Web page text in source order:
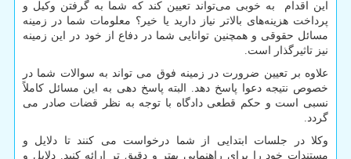
این اقدام به خوبی می‌تواند تعیین کند که شما به گرفتن وکیل و
پرداخت هزینه‌های بالاتر نیاز دارید یا خیر؟ معلومات شما در زمینه
مسائل حقوقی و همچنین توانایی شما در دفاع از خود در این زمینه
نیز تاثیرگذار است.
علاوه بر تعیین ضرورت در زمینه فوق می تواند به سوالات شما در
خصوص نتیجه دعوا پاسخ دهد. البته پاسخ دهی به این مسائل کاملاً
نسبی است و حکم قطعی دادگاه با توجه به نظر قضات صادر می
گردد.
وکلا در جلسات ابتدایی از شما درخواست می کنند تا دلایل و
مستندات خود را برای راهنمایی بهتر و دقیق تر ارائه کنید. دلایل و